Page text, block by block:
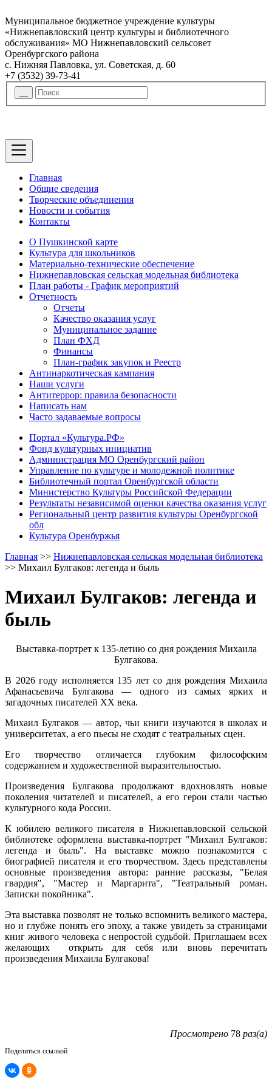
Муниципальное бюджетное учреждение культуры
«Нижнепавловский центр культуры и библиотечного
обслуживания» МО Нижнепавловский сельсовет
Оренбургского района
с. Нижняя Павловка, ул. Советская, д. 60
+7 (3532) 39-73-41
Главная
Общие сведения
Творческие объединения
Новости и события
Контакты
О Пушкинской карте
Культура для школьников
Материально-технические обеспечение
Нижнепавловская сельская модельная библиотека
План работы - График мероприятий
Отчетность
Отчеты
Качество оказания услуг
Муниципальное задание
План ФХД
Финансы
План-график закупок и Реестр
Антинаркотическая кампания
Наши услуги
Антитеррор: правила безопасности
Написать нам
Часто задаваемые вопросы
Портал «Культура.РФ»
Фонд культурных инициатив
Администрация МО Оренбургский район
Управление по культуре и молодежной политике
Библиотечный портал Оренбургской области
Министерство Культуры Российской Федерации
Результаты независимой оценки качества оказания услуг
Региональный центр развития культуры Оренбургской
обл
Культура Оренбуржья
Главная >> Нижнепавловская сельская модельная библиотека
>> Михаил Булгаков: легенда и быль
Михаил Булгаков: легенда и
быль
Выставка-портрет к 135-летию со дня рождения Михаила
Булгакова.
В 2026 году исполняется 135 лет со дня рождения Михаила
Афанасьевича Булгакова — одного из самых ярких и
загадочных писателей XX века.
Михаил Булгаков — автор, чьи книги изучаются в школах и
университетах, а его пьесы не сходят с театральных сцен.
Его творчество отличается глубоким философским
содержанием и художественной выразительностью.
Произведения Булгакова продолжают вдохновлять новые
поколения читателей и писателей, а его герои стали частью
культурного кода России.
К юбилею великого писателя в Нижнепавловской сельской
библиотеке оформлена выставка-портрет "Михаил Булгаков:
легенда и быль". На выставке можно познакомится с
биографией писателя и его творчеством. Здесь представлены
основные произведения автора: ранние рассказы, "Белая
гвардия", "Мастер и Маргарита", "Театральный роман.
Записки покойника".
Эта выставка позволят не только вспомнить великого мастера,
но и глубже понять его эпоху, а также увидеть за страницами
книг живого человека с непростой судьбой. Приглашаем всех
желающих открыть для себя или вновь перечитать
произведения Михаила Булгакова!
Просмотрено 78 раз(а)
Поделиться ссылкой